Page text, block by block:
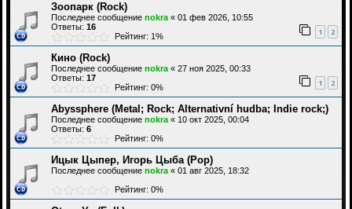
Зоопарк (Rock)
Последнее сообщение nokra « 01 фев 2026, 10:55
Ответы: 16 1 2
Рейтинг: 1%
Кино (Rock)
Последнее сообщение nokra « 27 ноя 2025, 00:33
Ответы: 17 1 2
Рейтинг: 0%
Abyssphere (Metal; Rock; Alternativní hudba; Indie rock;)
Последнее сообщение nokra « 10 окт 2025, 00:04
Ответы: 6
Рейтинг: 0%
Ицык Цыпер, Игорь Цыба (Pop)
Последнее сообщение nokra « 01 авг 2025, 18:32
Рейтинг: 0%